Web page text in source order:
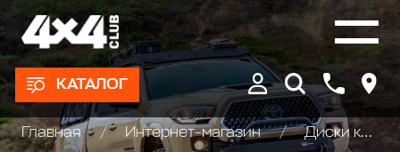
КАТАЛОГ
Главная Интернет-магазин
Диски колёсные, Проставки для изменения вылета